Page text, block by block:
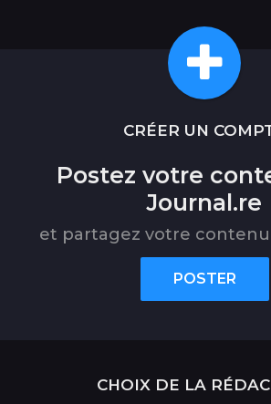
CRÉER UN
Postez votre
Journal.re
et partagez votre contenu
POSTER
CHOIX DE LA